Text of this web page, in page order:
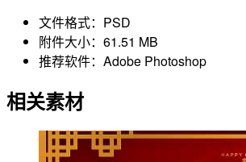
文件格式： PSD
附件大小： 61.51 MB
推荐软件： Adobe Photoshop
相关素材